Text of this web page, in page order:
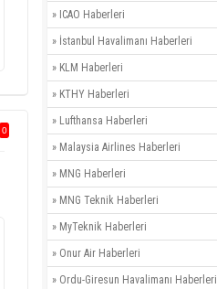
0
» ICAO Haberleri
» İstanbul Havalimanı Haberleri
» KLM Haberleri
» KTHY Haberleri
» Lufthansa Haberleri
» Malaysia Airlines Haberleri
» MNG Haberleri
» MNG Teknik Haberleri
» MyTeknik Haberleri
» Onur Air Haberleri
» Ordu-Giresun Havalimanı Haberleri